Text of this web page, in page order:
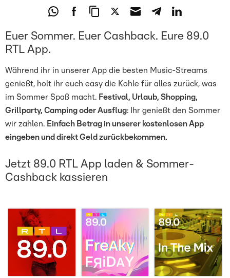
Euer Sommer. Euer Cashback. Eure 89.0
RTL App.
Während ihr in unserer App die besten Music-Streams
genießt, holt ihr euch easy die Kohle für alles zurück, was
im Sommer Spaß macht. Festival, Urlaub, Shopping,
Grillparty, Camping oder Ausflug: Ihr genießt den Sommer
wir zahlen. Einfach Betrag in unserer kostenlosen App
eingeben und direkt Geld zurückbekommen.
Jetzt 89.0 RTL App laden & Sommer-
Cashback kassieren